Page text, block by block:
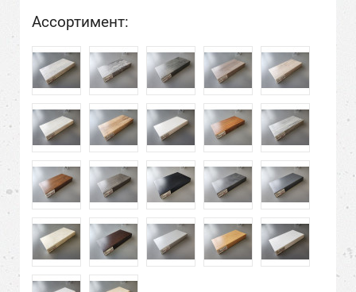
Ассортимент: